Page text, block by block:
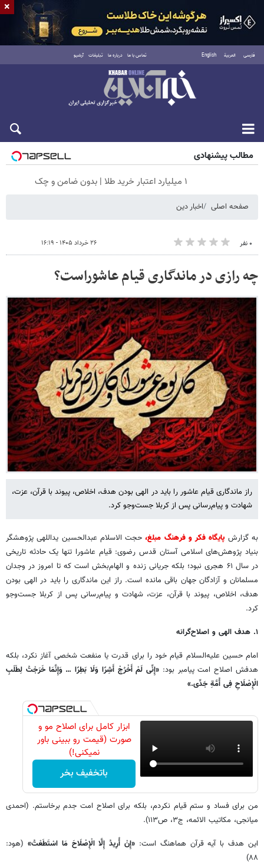
فارسی العربية English تماس با ما درباره ما تبلیغات آرشیو
جمعه ۱۶ مرداد ۱۴۰۵
مطالب پیشنهادی
۱ میلیارد اعتبار خرید طلا | بدون ضامن و چک
صفحه اصلی اخبار دین
۰ نفر ۲۶ خرداد ۱۴۰۵ - ۱۶:۱۹
چه رازی در ماندگاری قیام عاشوراست؟
راز ماندگاری قیام عاشور را باید در الهی بودن هدف، اخلاص، پیوند با قرآن، عزت،
شهادت و پیام‌رسانی پس از کربلا جست‌وجو کرد.
به گزارش پایگاه فکر و فرهنگ مبلغ،حجت الاسلام عبدالحسین یداللهی پژوهشگر
بنیاد پژوهش‌های اسلامی آستان قدس رضوی: قیام عاشورا تنها یک حادثه تاریخی
در سال ۶۱ هجری نبود؛ بلکه جریانی زنده و الهام‌بخش است که تا امروز در وجدان
مسلمانان و آزادگان جهان باقی مانده است. راز این ماندگاری را باید در الهی بودن
هدف، اخلاص، پیوند با قرآن، عزت، شهادت و پیام‌رسانی پس از کربلا جست‌وجو
کرد.
۱. هدف الهی و اصلاح‌گرانه
امام حسین علیه‌السلام قیام خود را برای قدرت یا منفعت شخصی آغاز نکرد، بلکه
هدفش اصلاح امت پیامبر بود: «إِنِّی لَمْ أَخْرُجْ أَشِرًا وَلَا بَطِرًا … وَإِنَّمَا خَرَجْتُ لِطَلَبِ
الْإِصْلَاحِ فِی أُمَّةِ جَدِّی.»
ابزار کامل برای اصلاح مو و
صورت (قیمت رو ببینی باور
نمیکنی!)
باتخفیف بخر
من برای فساد و ستم قیام نکردم، بلکه برای اصلاح امت جدم برخاستم. (احمدی
میانجی، مکاتیب الائمه، ج۳، ص۱۱۳).
این هدف با آیه قرآن هماهنگ است: «إِنْ أُرِیدُ إِلَّا الْإِصْلَاحَ مَا اسْتَطَعْتُ» (هود:
۸۸)
×